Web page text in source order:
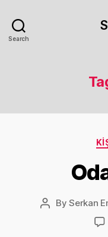
Search
PostBySerkan